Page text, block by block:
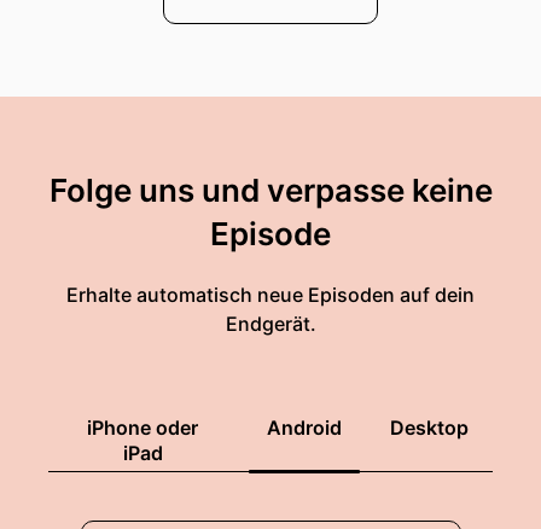
Folge uns und verpasse keine
Episode
Erhalte automatisch neue Episoden auf dein
Endgerät.
iPhone oder
iPad
Android Desktop